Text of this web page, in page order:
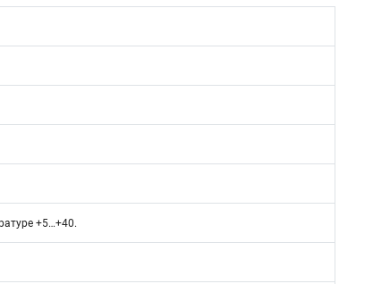
+5…+40.